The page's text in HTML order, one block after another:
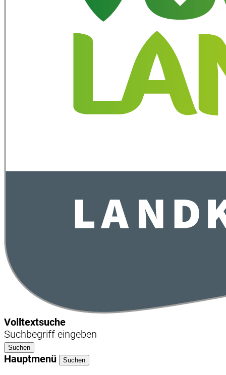
Volltextsuche
Suchbegriff eingeben
Suchen
Hauptmenü Suchen